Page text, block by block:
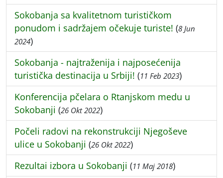
Sokobanja sa kvalitetnom turističkom
ponudom i sadržajem očekuje turiste! (8 Jun
2024)
Sokobanja - najtraženija i najposećenija
turistička destinacija u Srbiji! (11 Feb 2023)
Konferencija pčelara o Rtanjskom medu u
Sokobanji (26 Okt 2022)
Počeli radovi na rekonstrukciji Njegoševe
ulice u Sokobanji (26 Okt 2022)
Rezultai izbora u Sokobanji (11 Maj 2018)